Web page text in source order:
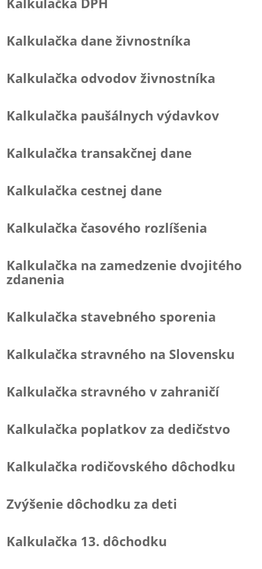
Kalkulačka dane živnostníka
Kalkulačka odvodov živnostníka
Kalkulačka paušálnych výdavkov
Kalkulačka transakčnej dane
Kalkulačka cestnej dane
Kalkulačka časového rozlíšenia
Kalkulačka na zamedzenie dvojitého
zdanenia
Kalkulačka stavebného sporenia
Kalkulačka stravného na Slovensku
Kalkulačka stravného v zahraničí
Kalkulačka poplatkov za dedičstvo
Kalkulačka rodičovského dôchodku
Zvýšenie dôchodku za deti
Kalkulačka 13. dôchodku